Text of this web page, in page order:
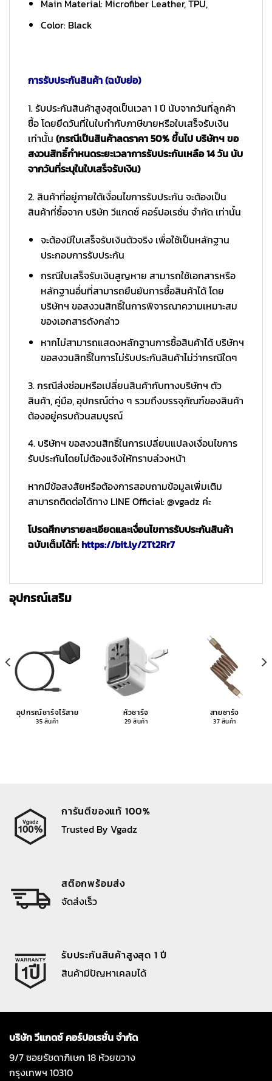
Main Material: Microfiber Leather, TPU,
Color: Black
การรับประกันสินค้า (ฉบับย่อ)
1. รับประกันสินค้าสูงสุดเป็นเวลา 1 ปี นับจากวันที่ลูกค้า
ซื้อ โดยยึดวันที่ในใบกำกับภาษีขายหรือใบเสร็จรับเงิน
เท่านั้น (กรณีเป็นสินค้าลดราคา 50% ขึ้นไป บริษัทฯ ขอ
สงวนสิทธิ์กำหนดระยะเวลาการรับประกันเหลือ 14 วัน นับ
จากวันที่ระบุในใบเสร็จรับเงิน)
2. สินค้าที่อยู่ภายใต้เงื่อนไขการรับประกัน จะต้องเป็น
สินค้าที่ซื้อจาก บริษัท วีแกดซ์ คอร์ปอเรชั่น จำกัด เท่านั้น
จะต้องมีใบเสร็จรับเงินตัวจริง เพื่อใช้เป็นหลักฐาน
ประกอบการรับประกัน
กรณีใบเสร็จรับเงินสูญหาย สามารถใช้เอกสารหรือ
หลักฐานอื่นที่สามารถยืนยันการซื้อสินค้าได้ โดย
บริษัทฯ ขอสงวนสิทธิ์ในการพิจารณาความเหมาะสม
ของเอกสารดังกล่าว
หากไม่สามารถแสดงหลักฐานการซื้อสินค้าได้ บริษัทฯ
ขอสงวนสิทธิ์ในการไม่รับประกันสินค้าไม่ว่ากรณีใดๆ
3. กรณีส่งซ่อมหรือเปลี่ยนสินค้ากับทางบริษัทฯ ตัว
สินค้า, คู่มือ, อุปกรณ์ต่าง ๆ รวมถึงบรรจุภัณฑ์ของสินค้า
ต้องอยู่ครบถ้วนสมบูรณ์
4. บริษัทฯ ขอสงวนสิทธิ์ในการเปลี่ยนแปลงเงื่อนไขการ
รับประกันโดยไม่ต้องแจ้งให้ทราบล่วงหน้า
หากมีข้อสงสัยหรือต้องการสอบถามข้อมูลเพิ่มเติม
สามารถติดต่อได้ทาง LINE Official: @vgadz ค่ะ
โปรดศึกษารายละเอียดและเงื่อนไขการรับประกันสินค้า
ฉบับเต็มได้ที่:https://bit.ly/2Tt2Rr7
อุปกรณ์เสริม
อุปกรณ์ชาร์จไร้สาย
35 สินค้า
หัวชาร์จ
29 สินค้า
สายชาร์จ
37 สินค้า
การันตีของแท้ 100%
Trusted By Vgadz
สต๊อกพร้อมส่ง
จัดส่งเร็ว
รับประกันสินค้าสูงสุด 1 ปี
สินค้ามีปัญหาเคลมได้
บริษัท วีแกดซ์ คอร์ปอเรชั่น จำกัด
9/7 ซอยรัชดาภิเษก 18 ห้วยขวาง
กรุงเทพฯ 10310